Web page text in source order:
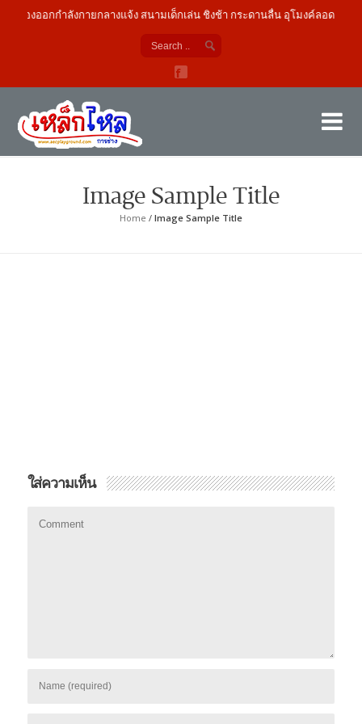
เครื่องออกกำลังกายกลางแจ้ง สนามเด็กเล่น ชิงช้า กระดานลื่น อุโมงค์ลอด
Image Sample Title
Home / Image Sample Title
ใส่ความเห็น